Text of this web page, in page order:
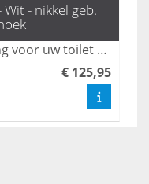
- nikkel geb.
Ontdek de perfecte oplossing voor uw toilet met de stijlvolle fonteinset Kaya van L'aqua, inclusief een geborsteld nikkel kraan en sifon. Deze elegante toilet fonteintjes combineren functionaliteit met een modern design, waardoor uw toilet een frisse uitstraling krijgt. Bestel vandaag nog en geef uw badkamer een upgrade!
€ 125,95